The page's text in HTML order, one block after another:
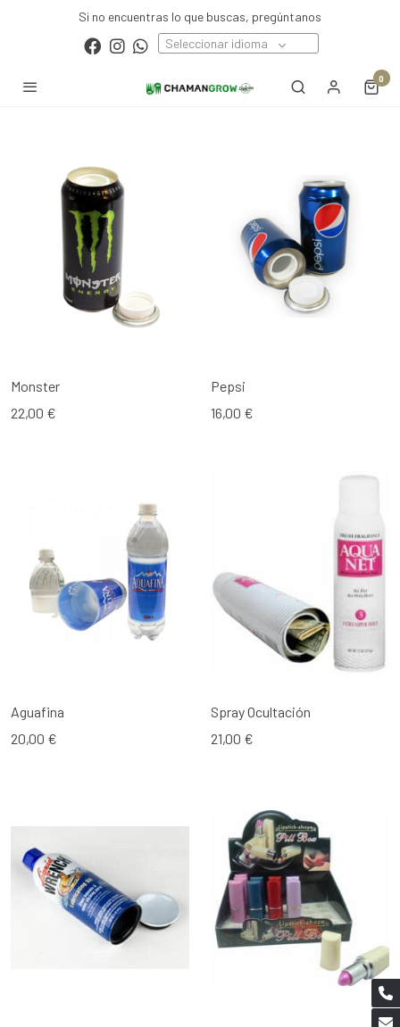
Si no encuentras lo que buscas, pregúntanos
Seleccionar idioma
0
Monster
22,00 €
Pepsi
16,00 €
Aguafina
20,00 €
Spray Ocultación
21,00 €